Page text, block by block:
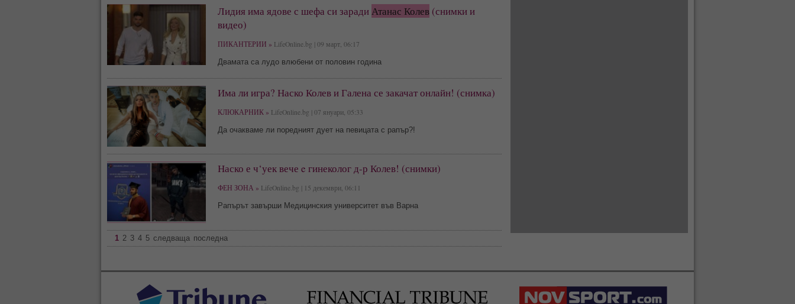
Лидия има ядове с шефа си зарадиАтанас Колев(снимки и
видео)
ПИКАНТЕРИИ » LifeOnline.bg | 09 март, 06:17
Двамата са лудо влюбени от половин година
Има ли игра? Наско Колев и Галена се закачат онлайн! (снимка)
КЛЮКАРНИК » LifeOnline.bg | 07 януари, 05:33
Да очакваме ли поредният дует на певицата с рапър?!
Наско е ч‘уек вече e гинеколог д-р Колев! (снимки)
ФЕН ЗОНА » LifeOnline.bg | 15 декември, 06:11
Рапърът завърши Медицинския университет във Варна
1 2 3 4 5 следваща последна